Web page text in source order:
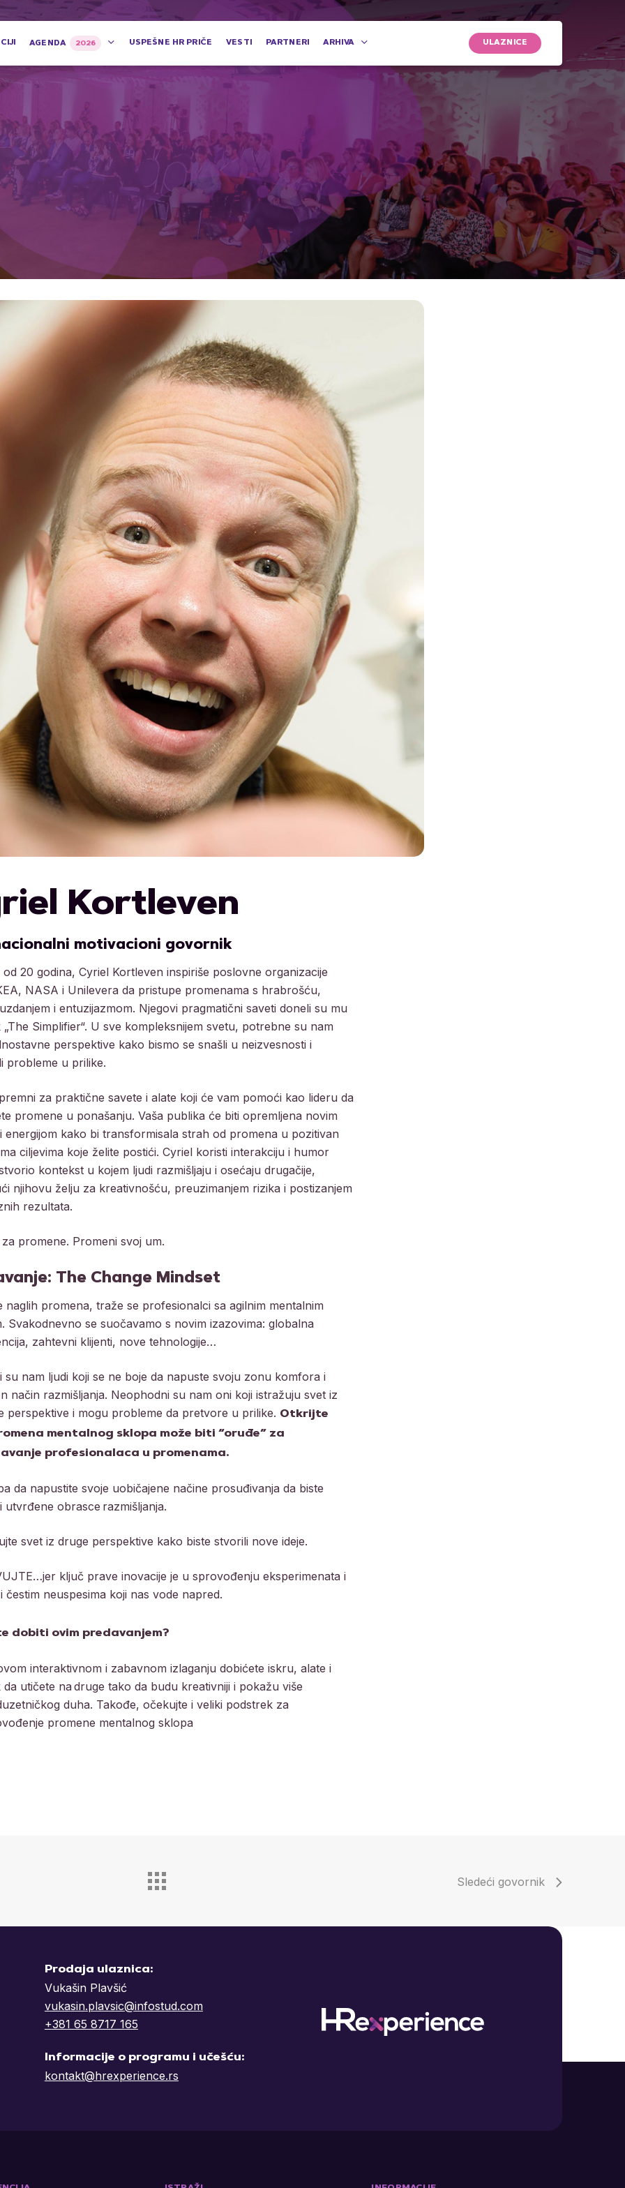
AGENDA 2026 USPEŠNE HR PRIČE VESTI PARTNERI ARHIVA ULAZNICE
Kortleven
motivacioni govornik
od 20 godina, Cyriel Kortleven inspiriše poslovne organizacije
NASA i Unilevera da pristupe promenama s hrabrošću,
i entuzijazmom. Njegovi pragmatični saveti doneli su mu
„The Simplifier“. U sve kompleksnijem svetu, potrebne su nam
perspektive kako bismo se snašli u neizvesnosti i
probleme u prilike.
za praktične savete i alate koji će vam pomoći kao lideru da
promene u ponašanju. Vaša publika će biti opremljena novim
energijom kako bi transformisala strah od promena u pozitivan
ciljevima koje želite postići. Cyriel koristi interakciju i humor
kontekst u kojem ljudi razmišljaju i osećaju drugačije,
njihovu želju za kreativnošću, preuzimanjem rizika i postizanjem
rezultata.
promene. Promeni svoj um.
The Change Mindset
naglih promena, traže se profesionalci sa agilnim mentalnim
Svakodnevno se suočavamo s novim izazovima: globalna
zahtevni klijenti, nove tehnologije…
su nam ljudi koji se ne boje da napuste svoju zonu komfora i
način razmišljanja. Neophodni su nam oni koji istražuju svet iz
perspektive i mogu probleme da pretvore u prilike. Otkrijte
mentalnog sklopa može biti “oruđe” za
profesionalaca u promenama.
da napustite svoje uobičajene načine prosuđivanja da biste
utvrđene obrasce razmišljanja.
svet iz druge perspektive kako biste stvorili nove ideje.
ključ prave inovacije je u sprovođenju eksperimenata i
čestim neuspesima koji nas vode napred.
dobiti ovim predavanjem?
interaktivnom i zabavnom izlaganju dobićete iskru, alate i
da utičete na druge tako da budu kreativniji i pokažu više
duha. Takođe, očekujte i veliki podstrek za
promene mentalnog sklopa
Sledeći govornik
Prodaja ulaznica:
Vukašin Plavšić
vukasin.plavsic@infostud.com
+381 65 8717 165
Informacije o programu i učešću:
kontakt@hrexperience.rs